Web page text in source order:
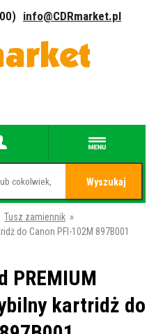
info@CDRmarket.pl
Wyszukaj
Tusz zamiennik »
do Canon PFI-102M 897B001
PREMIUM
kartridż do